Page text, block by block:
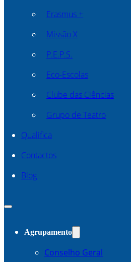
Erasmus +
Missão X
P.E.P.S.
Eco-Escolas
Clube das Ciências
Grupo de Teatro
Qualifica
Contactos
Blog
Agrupamento
Conselho Geral